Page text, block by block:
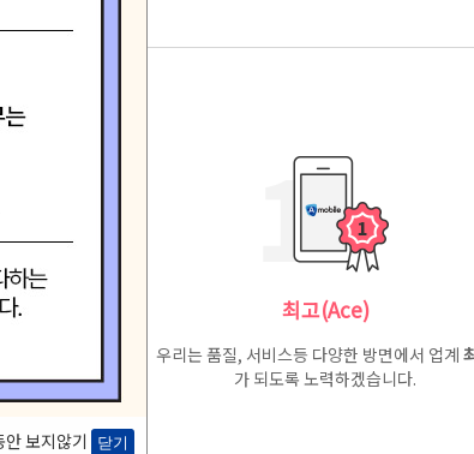
안 보지않기 닫기
최고(Ace)
우리는 품질, 서비스등 다양한 방면에서 업계
가 되도록 노력하겠습니다.